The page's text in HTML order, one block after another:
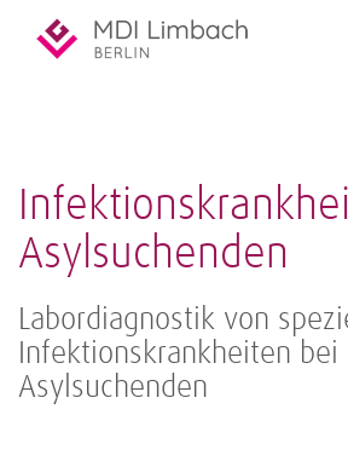
Asylsuchenden
Labordiagnostik von
Infektionskrankheiten bei
Asylsuchenden